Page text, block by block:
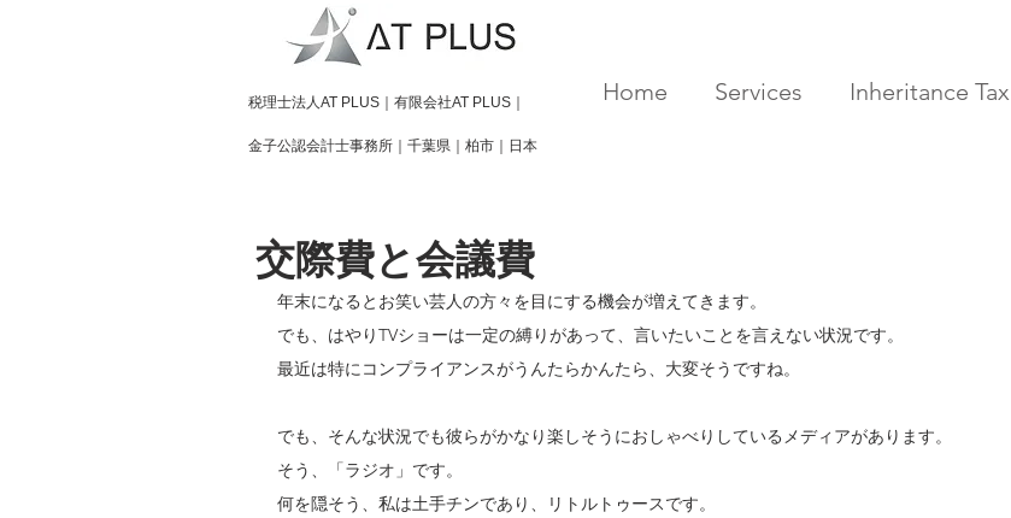
​税理士法人AT PLUS｜有限会社AT PLUS｜
金子公認会計士事務所｜ 千葉県｜柏市｜日本
Home Services Inheritance Tax
交際費と会議費
年末になるとお笑い芸人の方々を目にする機会が増えてきます。
でも、はやりTVショーは一定の縛りがあって、言いたいことを言えない状況です。
最近は特にコンプライアンスがうんたらかんたら、大変そうですね。
でも、そんな状況でも彼らがかなり楽しそうにおしゃべりしているメディアがあります。
そう、「ラジオ」です。
何を隠そう、私は土手チンであり、リトルトゥースです。